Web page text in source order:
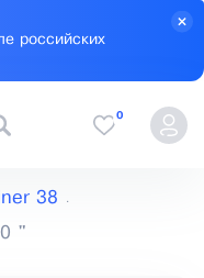
российских
0
38
"